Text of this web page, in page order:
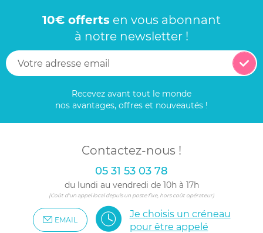
10€ offerts en vous abonnant
à notre newsletter !
Recevez avant tout le monde
nos avantages, offres et nouveautés !
Contactez-nous !
05 31 53 03 78
du lundi au vendredi de 10h à 17h
(Coût d'un appel local depuis un poste fixe, hors coût opérateur)
EMAIL
Je choisis un créneau
pour être appelé